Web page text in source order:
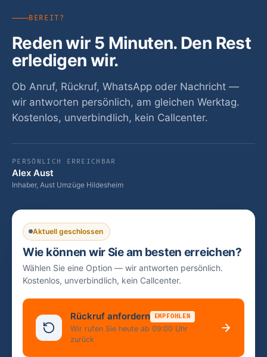
BEREIT?
Reden wir 5 Minuten. Den Rest
erledigen wir.
Ob Anruf, Rückruf, WhatsApp oder Nachricht —
wir antworten persönlich, am gleichen Werktag.
Kostenlos, unverbindlich, kein Callcenter.
PERSÖNLICH ERREICHBAR
Alex Aust
Inhaber, Aust Umzüge Hildesheim
Aktuell geschlossen
Wie können wir Sie am besten erreichen?
Wählen Sie eine Option — wir antworten persönlich.
Kostenlos, unverbindlich, kein Callcenter.
Rückruf anfordern EMPFOHLEN
Wir rufen Sie heute ab 09:00 Uhr
zurück